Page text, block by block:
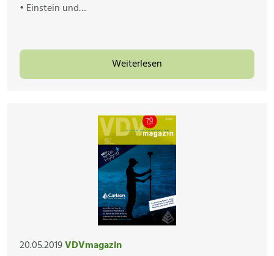
• Einstein und…
Weiterlesen
20.05.2019VDVmagazin